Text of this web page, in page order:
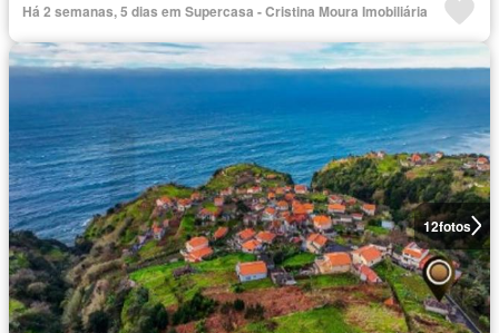
Há 2 semanas, 5 dias em Supercasa - Cristina Moura Imobiliária
12fotos